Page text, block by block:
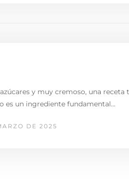
y muy cremoso, una
es un ingrediente fundamental…
DE 2025